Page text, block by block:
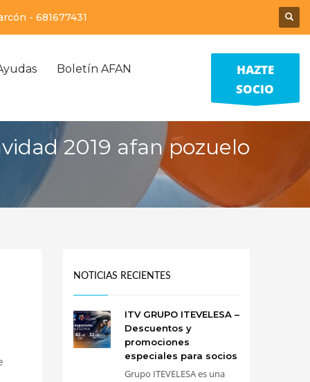
- 681677431
Boletín AFAN
HAZTE
SOCIO
2019 afan pozuelo
NOTICIAS RECIENTES
ITV GRUPO ITEVELESA –
Descuentos y
promociones
especiales para socios
Grupo ITEVELESA es una